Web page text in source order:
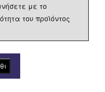
με το
του προϊόντος